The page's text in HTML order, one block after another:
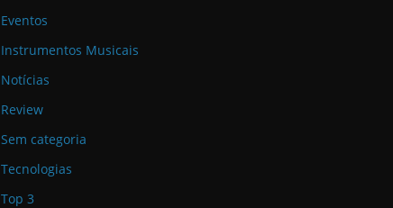
Eventos
Instrumentos Musicais
Notícias
Review
Sem categoria
Tecnologias
Top 3